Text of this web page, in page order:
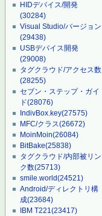
HIDデバイス/開発
(30284)
Visual Studio/バージョン
(29438)
USBデバイス開発
(29008)
タグクラウド/アクセス数
(28255)
セブン・ステップ・ガイ
ド(28076)
IndivBox.key(27575)
MFC/クラス(26672)
MoinMoin(26084)
BitBake(25838)
タグクラウド/内部被リン
ク数(25713)
smile.world(24521)
Android/ディレクトリ構
成(23684)
IBM T221(23417)